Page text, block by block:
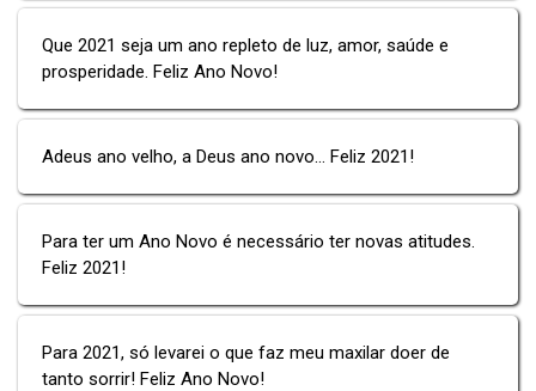
Que 2021 seja um ano repleto de luz, amor, saúde e
prosperidade. Feliz Ano Novo!
Adeus ano velho, a Deus ano novo… Feliz 2021!
Para ter um Ano Novo é necessário ter novas atitudes.
Feliz 2021!
Para 2021, só levarei o que faz meu maxilar doer de
tanto sorrir! Feliz Ano Novo!